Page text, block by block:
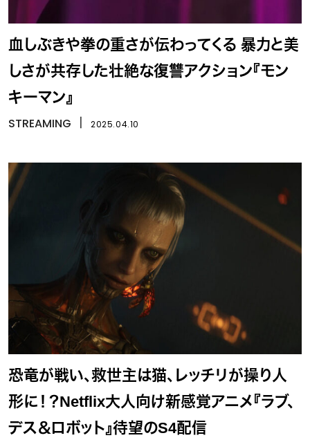
血しぶきや拳の重さが伝わってくる 暴力と美
しさが共存した壮絶な復讐アクション『モン
キーマン』
STREAMING 2025.04.10
恐竜が戦い、救世主は猫、レッチリが操り人
形に！？Netflix大人向け新感覚アニメ『ラブ、
デス＆ロボット』待望のS4配信